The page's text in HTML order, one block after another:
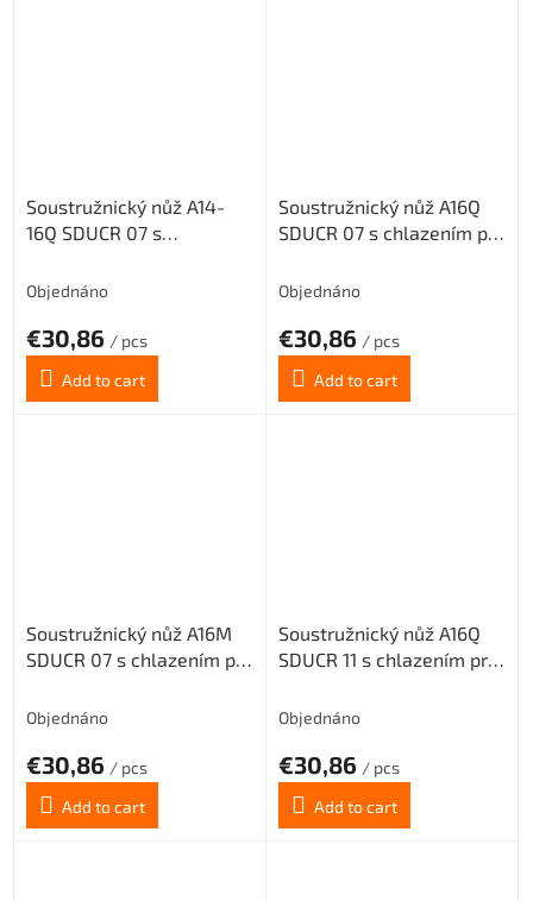
Soustružnický nůž A14-
16Q SDUCR 07 s
DC.. 0702.. (pravý)
Objednáno
€30,86 / pcs
Add to cart
Soustružnický nůž A16Q
SDUCR 07 s chlazením pro
(pravý)
Objednáno
€30,86 / pcs
Add to cart
Soustružnický nůž A16M
SDUCR 07 s chlazením pro
(pravý)
Objednáno
€30,86 / pcs
Add to cart
Soustružnický nůž A16Q
SDUCR 11 s chlazením pro
Objednáno
€30,86 / pcs
Add to cart